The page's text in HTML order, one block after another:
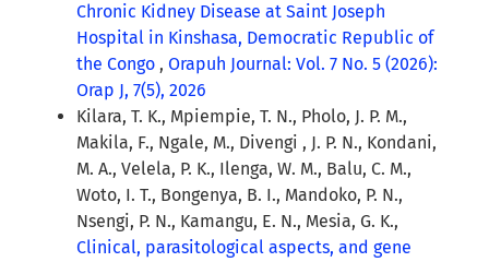
Chronic Kidney Disease at Saint Joseph
Hospital in Kinshasa, Democratic Republic of
the Congo , Orapuh Journal: Vol. 7 No. 5 (2026):
Orap J, 7(5), 2026
Kilara, T. K., Mpiempie, T. N., Pholo, J. P. M.,
Makila, F., Ngale, M., Divengi , J. P. N., Kondani,
M. A., Velela, P. K., Ilenga, W. M., Balu, C. M.,
Woto, I. T., Bongenya, B. I., Mandoko, P. N.,
Nsengi, P. N., Kamangu, E. N., Mesia, G. K.,
Clinical, parasitological aspects, and gene